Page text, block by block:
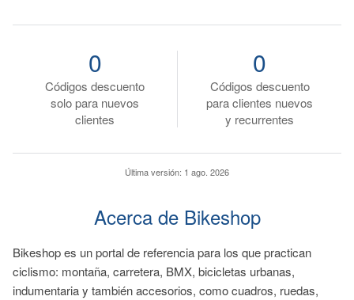
Códigos descuento
solo para nuevos
clientes
0
Códigos descuento
para clientes nuevos
y recurrentes
0
Última versión: 1 ago. 2026
Acerca de Bikeshop
Bikeshop es un portal de referencia para los que practican
ciclismo: montaña, carretera, BMX, bicicletas urbanas,
indumentaria y también accesorios, como cuadros, ruedas,